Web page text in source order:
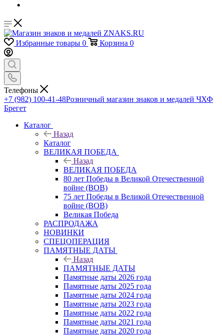
Избранные товары 0 Корзина 0
Телефоны
+7 (982) 100-41-48Розничный магазин знаков и медалей ЧХФ
Брегет
Каталог
Назад
Каталог
ВЕЛИКАЯ ПОБЕДА
Назад
ВЕЛИКАЯ ПОБЕДА
80 лет Победы в Великой Отечественной
войне (ВОВ)
75 лет Победы в Великой Отечественной
войне (ВОВ)
Великая Победа
РАСПРОДАЖА
НОВИНКИ
СПЕЦОПЕРАЦИЯ
ПАМЯТНЫЕ ДАТЫ
Назад
ПАМЯТНЫЕ ДАТЫ
Памятные даты 2026 года
Памятные даты 2025 года
Памятные даты 2024 года
Памятные даты 2023 года
Памятные даты 2022 года
Памятные даты 2021 года
Памятные даты 2020 года